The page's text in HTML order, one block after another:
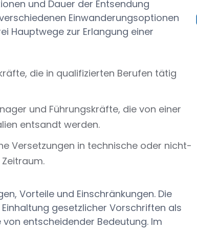
und Dauer der Entsendung
Einwanderungsoptionen
Hauptwege zur Erlangung einer
die in qualifizierten Berufen tätig
und Führungskräfte, die von einer
entsandt werden.
Versetzungen in technische oder nicht-
Vorteile und Einschränkungen. Die
gesetzlicher Vorschriften als
entscheidender Bedeutung. Im